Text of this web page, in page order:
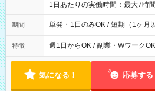
1日あたりの実働時間：最大7時
間は 試験により異なります。
期間 単発・1日のみOK / 短期（1ヶ月
特徴 週1日からOK / 副業・Wワーク
気になる！ 応募する